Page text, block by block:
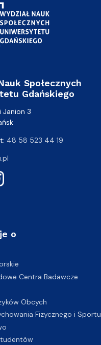
Społecznych
Gdańskiego
Janion 3
48 58 523 44 19
o
Centra Badawcze
Obcych
Fizycznego i Sportu